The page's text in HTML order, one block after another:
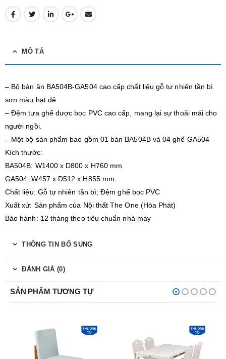
MÔ TẢ
– Bộ bàn ăn BA504B-GA504 cao cấp chất liệu gỗ tự nhiên tần bì
sơn màu hạt dẻ
– Đệm tựa ghế được bọc PVC cao cấp, mang lại sự thoải mái cho
người ngồi.
– Một bộ sản phẩm bao gồm 01 bàn BA504B và 04 ghế GA504
Kích thước:
BA504B: W1400 x D800 x H760 mm
GA504: W457 x D512 x H855 mm
Chất liệu: Gỗ tự nhiên tần bì; Đệm ghế bọc PVC
Xuất xứ: Sản phẩm của Nội thất The One (Hòa Phát)
Bảo hành: 12 tháng theo tiêu chuẩn nhà máy
THÔNG TIN BỔ SUNG
ĐÁNH GIÁ (0)
SẢN PHẨM TƯƠNG TỰ